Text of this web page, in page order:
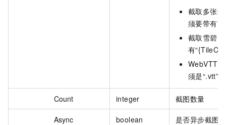
截取多张
须要带有
截取雪碧
有
WebVTT
须是“.vtt”。
Count integer 截图数量
Async boolean 是否异步截图